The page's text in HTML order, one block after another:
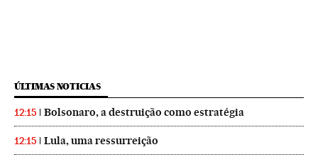
ÚLTIMAS NOTICIAS
12:15 Bolsonaro, a destruição como estratégia
12:15 Lula, uma ressurreição